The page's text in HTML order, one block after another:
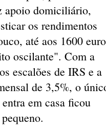
apoio domiciliário,
os rendimentos
até aos 1600
oscilante". Com a
escalões de IRS e a
de 3,5%, o
em casa ficou